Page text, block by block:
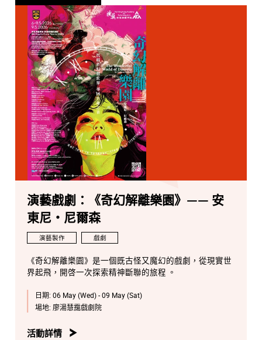
演藝戲劇：《奇幻解離樂園》—— 安
東尼‧尼爾森
演藝製作 戲劇
《奇幻解離樂園》是一個既古怪又魔幻的戲劇，從現實世
界起飛，開啓一次探索精神斷聯的旅程 。
日期: 06 May (Wed) - 09 May (Sat)
場地: 廖湯慧靄戲劇院
活動詳情